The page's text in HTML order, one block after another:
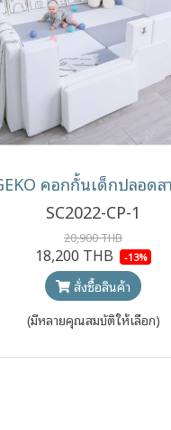
SC2022-CP-1
20,900 THB
18,200 THB -13%
สั่งซื้อสินค้า
(มีหลายคุณสมบัติให้เลือก)